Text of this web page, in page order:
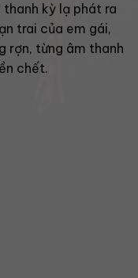
kỳ lạ phát ra
trai của em gái,
rợn, từng âm thanh
chết.